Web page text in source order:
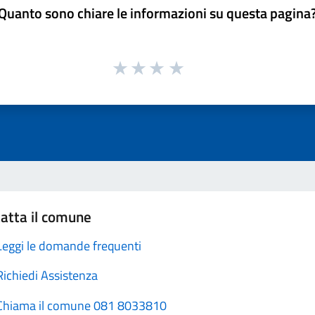
sono chiare le informazioni su questa
il comune
le domande frequenti
Assistenza
il comune 081 8033810